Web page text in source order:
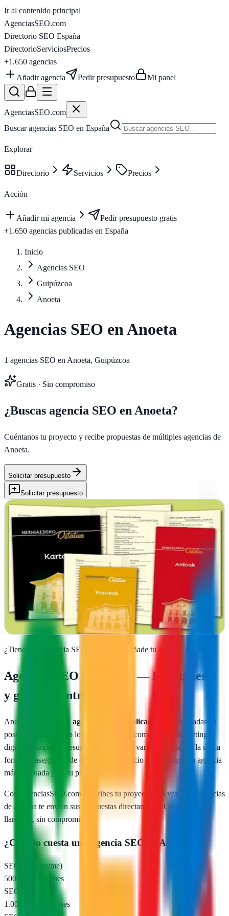
Ir al contenido principal
AgenciasSEO.com
Directorio SEO España
DirectorioServiciosPrecios
+1.650 agencias
Añadir agencia
Pedir presupuesto Mi panel
AgenciasSEO.com
Buscar agencias SEO en España
Explorar
Directorio Servicios Precios
Acción
Añadir mi agencia
Pedir presupuesto gratis
+1.650 agencias publicadas en España
Inicio
Agencias SEO
Guipúzcoa
Anoeta
Agencias SEO enAnoeta
1 agencias SEO en Anoeta, Guipúzcoa
Gratis · Sin compromiso
¿Buscas agencia SEO en Anoeta?
Cuéntanos tu proyecto y recibe propuestas de múltiples agencias de
Anoeta.
Solicitar presupuesto
Solicitar presupuesto
Agencia de publicidad y comunicación Belako
Publizitatea eta Komunikazioa
Anoeta, Guipúzcoa
Belako revoluciona la comunicación en Guipúzcoa con redacción
estratégica y campañas publicitarias que conectan marcas con
audiencias reales desde Anoeta
Ver fichacompleta
¿Tienes una agencia SEO en Añade tu agencia gratis
Agencias SEO en
— Presupuesto
y guía de contratación
Anoeta agencias SEO publicadas
especializadas en
posicionamiento web local, SEO para e-commerce y marketing
digital. Comparar presupuestos reales de varias agencias es la única
forma de asegurarte de que pagas un precio justo y eliges la agencia
más adecuada para tu proyecto.
Con AgenciasSEO.com describes tu proyecto una vez y las agencias
de Anoeta te envían sus propuestas directamente. Gratis, sin
llamadas, sin compromiso.
¿Cuánto cuesta una agencia SEO en Anoeta
SEO local (pyme)
500 – 1.000 €/mes
SEO nacional
1.000 – 2.500 €/mes